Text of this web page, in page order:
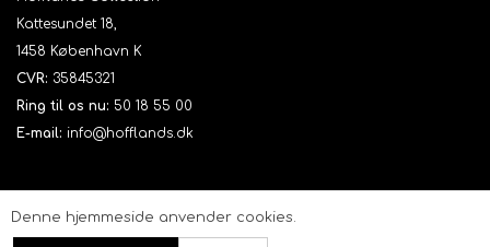
Denne hjemmeside anvender cookies.
Kattesundet 18,
1458 København K
CVR: 35845321
Ring til os nu: 50 18 55 00
E-mail: info@hofflands.dk